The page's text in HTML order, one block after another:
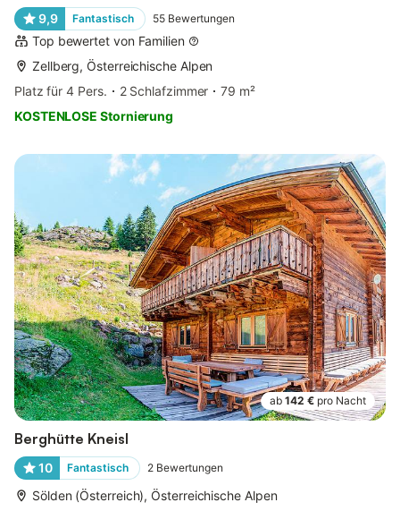
9,9 Fantastisch 55 Bewertungen
Top bewertet von Familien
Zellberg, Österreichische Alpen
Platz für 4 Pers.
2 Schlafzimmer
79 m²
KOSTENLOSE Stornierung
ab 142 € pro Nacht
Berghütte Kneisl
10 Fantastisch 2 Bewertungen
Sölden (Österreich), Österreichische Alpen